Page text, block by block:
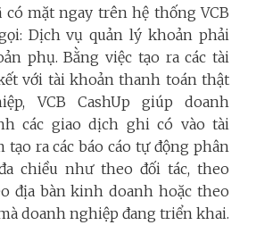
có mặt ngay trên hệ thống VCB
Dịch vụ quản lý khoản phải
phụ. Bằng việc tạo ra các tài
với tài khoản thanh toán thật
VCB CashUp giúp doanh
các giao dịch ghi có vào tài
ra các báo cáo tự động phân
chiều như theo đối tác, theo
địa bàn kinh doanh hoặc theo
doanh nghiệp đang triển khai.